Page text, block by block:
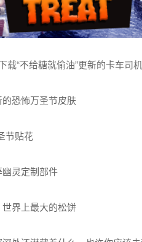
载“不给糖就偷油”更新的卡车司机
恐怖万圣节皮肤
节贴花
灵定制部件
界上最大的松饼